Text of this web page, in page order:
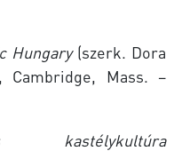
Hungary (szerk. Dora
Cambridge, Mass. –
kastélykultúra